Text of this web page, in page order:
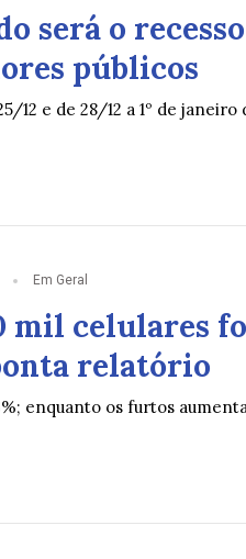
será o
públicos
12 e de 28/12 a 1º de janeiro
Em Geral
mil celulares
relatório
enquanto os furtos